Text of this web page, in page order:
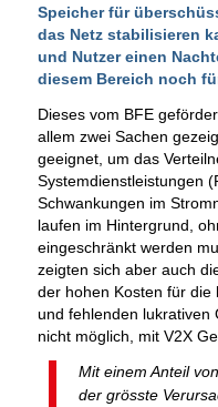
Speicher für
das Netz stabilisieren
und Nutzer einen
diesem Bereich noch
Dieses vom BFE
allem zwei Sachen
geeignet, um das
Systemdienstleistungen
Schwankungen im
laufen im Hintergrund,
eingeschränkt werden
zeigten sich aber auch
der hohen Kosten für die
und fehlenden lukrativen
nicht möglich, mit V2X
Mit einem Anteil
der grösste